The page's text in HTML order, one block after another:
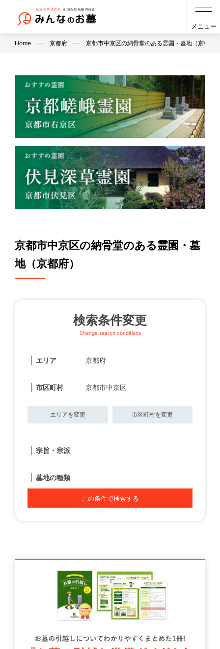
メニュー
Home 京都府 京都市中京区の納骨堂のある霊園・墓地（京都府
京都市中京区の納骨堂のある霊園・墓
地（京都府）
検索条件変更
Change search conditions
エリア 京都府
市区町村 京都市中京区
エリアを変更 市区町村を変更
宗旨・宗派
墓地の種類
この条件で検索する